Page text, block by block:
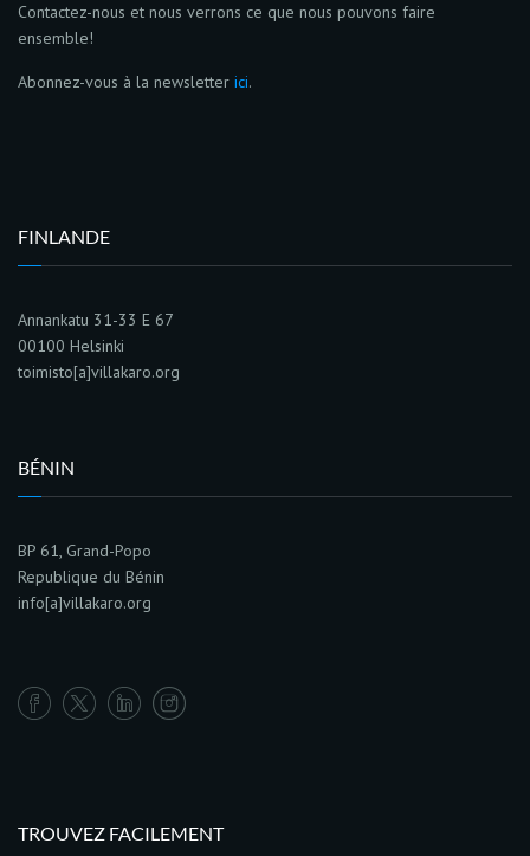
Contactez-nous et nous verrons ce que nous pouvons faire
ensemble!
Abonnez-vous à la newsletter ici.
FINLANDE
Annankatu 31-33 E 67
00100 Helsinki
toimisto[a]villakaro.org
BÉNIN
BP 61, Grand-Popo
Republique du Bénin
info[a]villakaro.org
TROUVEZ FACILEMENT